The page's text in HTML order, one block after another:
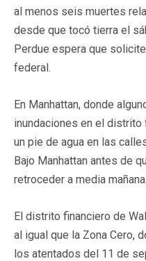
al menos seis muertes
desde que tocó tierra el
Perdue espera que
federal.
En Manhattan, donde
inundaciones en el distrito
un pie de agua en las
Bajo Manhattan antes de
retroceder a media mañana.
El distrito financiero de
al igual que la Zona Cero,
los atentados del 11 de